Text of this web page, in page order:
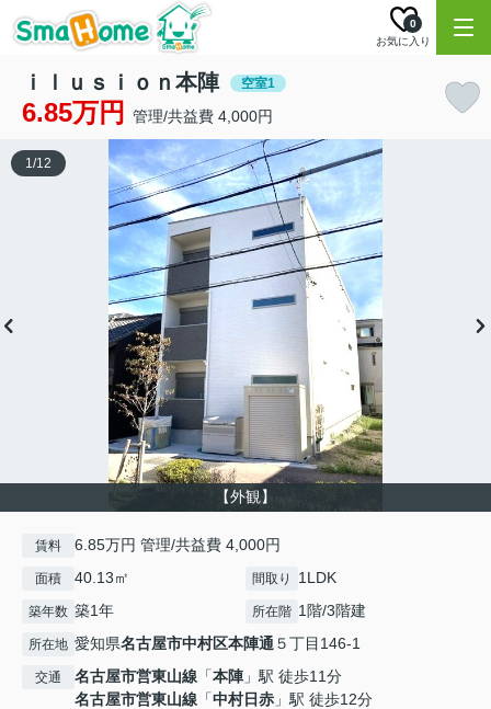
お気に入り
0
ｉｌｕｓｉｏｎ本陣 空室1
6.85万円 管理/共益費 4,000円
【外観】
1/12
賃料 6.85万円 管理/共益費 4,000円
面積 40.13㎡ 間取り 1LDK
築年数 築1年 所在階 1階/3階建
所在地 愛知県名古屋市中村区本陣通５丁目146-1
交通 名古屋市営東山線 「本陣」駅 徒歩11分
名古屋市営東山線 「中村日赤 」駅 徒歩12分